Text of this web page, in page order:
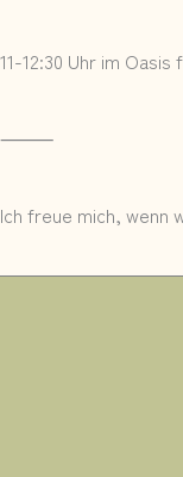
11-12:30 Uhr im Oasis
⸻
Ich freue mich, wenn